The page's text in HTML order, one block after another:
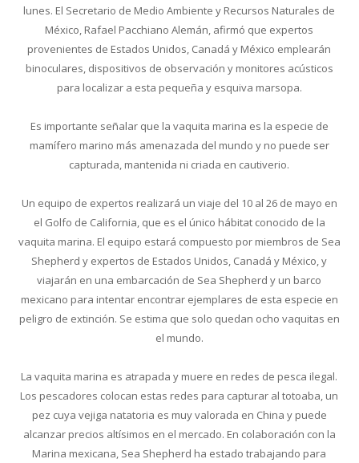
lunes. El Secretario de Medio Ambiente y Recursos Naturales de
México, Rafael Pacchiano Alemán, afirmó que expertos
provenientes de Estados Unidos, Canadá y México emplearán
binoculares, dispositivos de observación y monitores acústicos
para localizar a esta pequeña y esquiva marsopa.
Es importante señalar que la vaquita marina es la especie de
mamífero marino más amenazada del mundo y no puede ser
capturada, mantenida ni criada en cautiverio.
Un equipo de expertos realizará un viaje del 10 al 26 de mayo en
el Golfo de California, que es el único hábitat conocido de la
vaquita marina. El equipo estará compuesto por miembros de Sea
Shepherd y expertos de Estados Unidos, Canadá y México, y
viajarán en una embarcación de Sea Shepherd y un barco
mexicano para intentar encontrar ejemplares de esta especie en
peligro de extinción. Se estima que solo quedan ocho vaquitas en
el mundo.
La vaquita marina es atrapada y muere en redes de pesca ilegal.
Los pescadores colocan estas redes para capturar al totoaba, un
pez cuya vejiga natatoria es muy valorada en China y puede
alcanzar precios altísimos en el mercado. En colaboración con la
Marina mexicana, Sea Shepherd ha estado trabajando para